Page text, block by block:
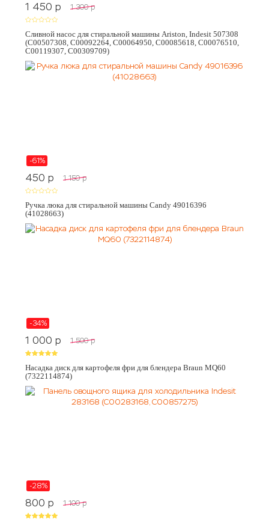
1 450 p 1 300 p
Сливной насос для стиральной машины Ariston, Indesit 507308
(C00507308, C00092264, C00064950, C00085618, C00076510,
C00119307, C00309709)
-61%
450 p 1 150 p
Ручка люка для стиральной машины Candy 49016396
(41028663)
-34%
1 000 p 1 500 p
Насадка диск для картофеля фри для блендера Braun MQ60
(7322114874)
-28%
800 p 1 100 p